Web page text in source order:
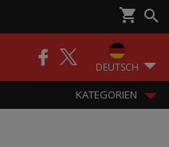
DEUTSCH
KATEGORIEN